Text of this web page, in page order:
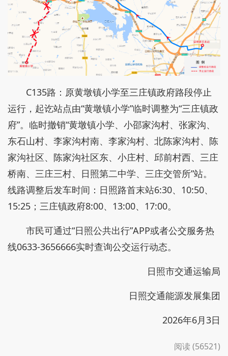
C135路：原黄墩镇小学至三庄镇政府路段停止
运行，起讫站点由“黄墩镇小学”临时调整为“三庄镇政
府”。临时撤销“黄墩镇小学、小邵家沟村、张家沟、
东石山村、李家沟村南、李家沟村、北陈家沟村、陈
家沟社区、陈家沟社区东、小庄村、邱前村西、三庄
桥南、三庄三村、日照第二中学、三庄交管所”站。
线路调整后发车时间：日照路首末站6:30、10:50、
15:25；三庄镇政府8:00、13:00、17:00。
市民可通过“日照公共出行”APP或者公交服务热
线0633-3656666实时查询公交运行动态。
日照市交通运输局
日照交通能源发展集团
2026年6月3日
阅读 (56521)